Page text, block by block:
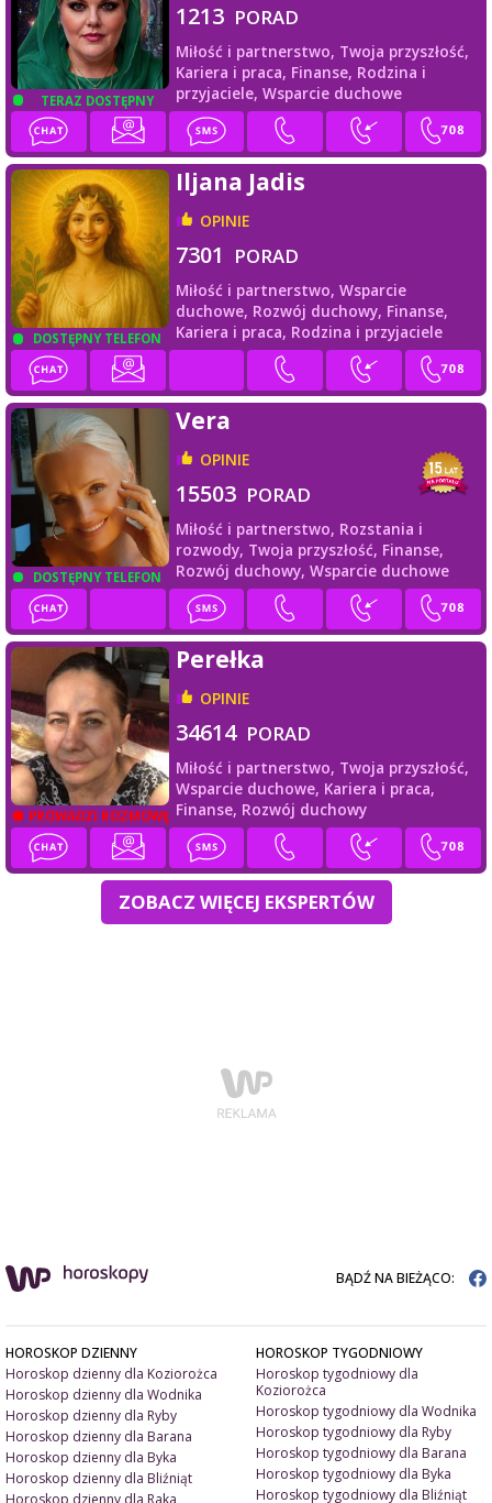
TERAZ DOSTĘPNY
1213 PORAD
Miłość i partnerstwo, Twoja przyszłość,
Kariera i praca, Finanse, Rodzina i
przyjaciele, Wsparcie duchowe
DOSTĘPNY TELEFON
Iljana Jadis
OPINIE
7301 PORAD
Miłość i partnerstwo, Wsparcie
duchowe, Rozwój duchowy, Finanse,
Kariera i praca, Rodzina i przyjaciele
DOSTĘPNY TELEFON
Vera
OPINIE
15503 PORAD
Miłość i partnerstwo, Rozstania i
rozwody, Twoja przyszłość, Finanse,
Rozwój duchowy, Wsparcie duchowe
PROWADZI ROZMOWĘ
Perełka
OPINIE
34614 PORAD
Miłość i partnerstwo, Twoja przyszłość,
Wsparcie duchowe, Kariera i praca,
Finanse, Rozwój duchowy
ZOBACZ WIĘCEJ EKSPERTÓW
BĄDŹ NA BIEŻĄCO:
HOROSKOP DZIENNY
Horoskop dzienny dla Koziorożca
Horoskop dzienny dla Wodnika
Horoskop dzienny dla Ryby
Horoskop dzienny dla Barana
Horoskop dzienny dla Byka
Horoskop dzienny dla Bliźniąt
Horoskop dzienny dla Raka
HOROSKOP TYGODNIOWY
Horoskop tygodniowy dla
Koziorożca
Horoskop tygodniowy dla Wodnika
Horoskop tygodniowy dla Ryby
Horoskop tygodniowy dla Barana
Horoskop tygodniowy dla Byka
Horoskop tygodniowy dla Bliźniąt